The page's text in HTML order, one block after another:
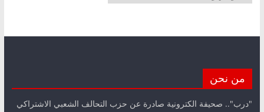
من نحن
"درب".. صحيفة الكترونية صادرة عن حزب التحالف الشعبي الاشتراكي